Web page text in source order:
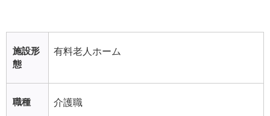
施設形
態
有料老人ホーム
職種 介護職